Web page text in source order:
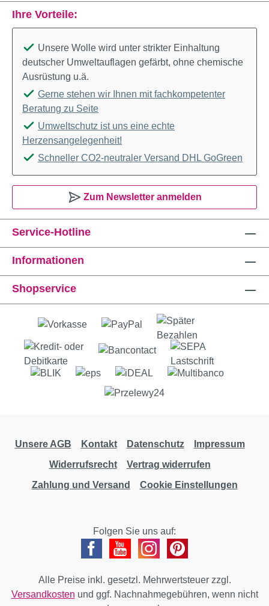
Service-Hotline
Informationen
Shopservice
Ihre Vorteile:
Unsere Wolle wird unter strikter Einhaltung
deutscher Umweltauflagen gefärbt, ohne chemische
Ausrüstung u.ä.
Gerne stehen wir Ihnen mit fachkompetenter
Beratung zu Seite
Umweltschutz ist uns eine echte
Herzensangelegenheit!
Schneller CO2-neutraler Versand DHL GoGreen
Zum Newsletter anmelden
Unsere AGB Kontakt Datenschutz
Impressum
Widerrufsrecht
Vertrag widerrufen
Zahlung und Versand
Cookie Einstellungen
Folgen Sie uns auf:
Alle Preise inkl. gesetzl. Mehrwertsteuer zzgl.
Versandkosten und ggf. Nachnahmegebühren, wenn nicht